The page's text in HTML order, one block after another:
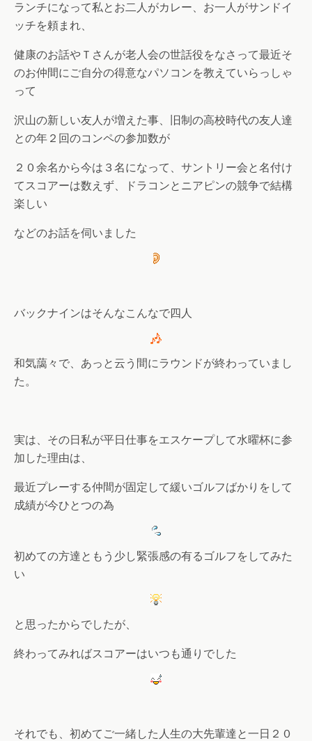
ランチになって私とお二人がカレー、お一人がサンドイ
ッチを頼まれ、
健康のお話やＴさんが老人会の世話役をなさって最近そ
のお仲間にご自分の得意なパソコンを教えていらっしゃ
って
沢山の新しい友人が増えた事、旧制の高校時代の友人達
との年２回のコンペの参加数が
２０余名から今は３名になって、サントリー会と名付け
てスコアーは数えず、ドラコンとニアピンの競争で結構
楽しい
などのお話を伺いました
バックナインはそんなこんなで四人
和気藹々で、あっと云う間にラウンドが終わっていまし
た。
実は、その日私が平日仕事をエスケープして水曜杯に参
加した理由は、
最近プレーする仲間が固定して緩いゴルフばかりをして
成績が今ひとつの為
初めての方達ともう少し緊張感の有るゴルフをしてみた
い
と思ったからでしたが、
終わってみればスコアーはいつも通りでした
それでも、初めてご一緒した人生の大先輩達と一日２０